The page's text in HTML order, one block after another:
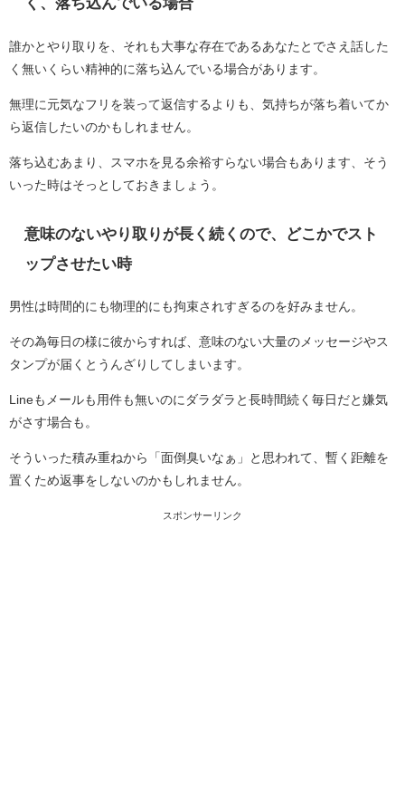
誰かとやり取りを、それも大事な存在であるあなたとでさえ話した
く無いくらい精神的に落ち込んでいる場合があります。
無理に元気なフリを装って返信するよりも、気持ちが落ち着いてか
ら返信したいのかもしれません。
落ち込むあまり、スマホを見る余裕すらない場合もあります、そう
いった時はそっとしておきましょう。
意味のないやり取りが長く続くので、どこかでスト
ップさせたい時
男性は時間的にも物理的にも拘束されすぎるのを好みません。
その為毎日の様に彼からすれば、意味のない大量のメッセージやス
タンプが届くとうんざりしてしまいます。
Lineもメールも用件も無いのにダラダラと長時間続く毎日だと嫌気
がさす場合も。
そういった積み重ねから「面倒臭いなぁ」と思われて、暫く距離を
置くため返事をしないのかもしれません。
スポンサーリンク